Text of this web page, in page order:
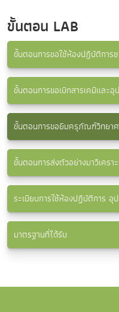
ขั้นตอน LAB
ขั้นตอนการขอใช้ห้องปฏิบัติการ
ขั้นตอนการขอเบิกสารเคมีและ
ขั้นตอนการขอยืมครุภัณฑ์วิทยา
ขั้นตอนการส่งตัวอย่างมาวิเครา
ระเบียบการใช้ห้องปฏิบัติการ
มาตรฐานที่ได้รับ